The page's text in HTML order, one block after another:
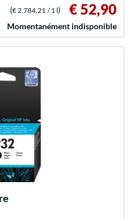
(€ 2.784,21 / 1 l) € 52,90
Momentanément indisponible